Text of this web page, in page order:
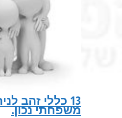
13 כללי זהב
משפחתי נכון.